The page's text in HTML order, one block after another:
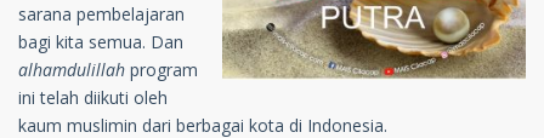
sarana pembelajaran
bagi kita semua. Dan
alhamdulillah program
ini telah diikuti oleh
kaum muslimin dari berbagai kota di Indonesia.